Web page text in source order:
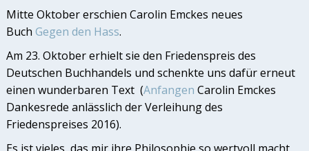
Mitte Oktober erschien Carolin Emckes neues
Buch Gegen den Hass.
Am 23. Oktober erhielt sie den Friedenspreis des
Deutschen Buchhandels und schenkte uns dafür erneut
einen wunderbaren Text (Anfangen Carolin Emckes
Dankesrede anlässlich der Verleihung des
Friedenspreises 2016).